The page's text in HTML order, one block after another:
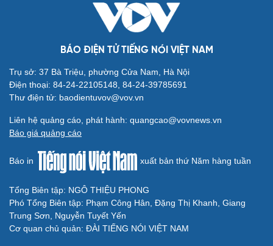
BÁO ĐIỆN TỬ TIẾNG NÓI VIỆT NAM
Trụ sở: 37 Bà Triệu, phường Cửa Nam, Hà Nội
Điện thoại: 84-24-22105148, 84-24-39785691
Thư điện tử: baodientuvov@vov.vn
Liên hệ quảng cáo, phát hành: quangcao@vovnews.vn
Báo giá quảng cáo
Báo in xuất bản thứ Năm hàng tuần
Tổng Biên tập: NGÔ THIỆU PHONG
Phó Tổng Biên tập: Phạm Công Hân, Đặng Thị Khanh, Giang
Trung Sơn, Nguyễn Tuyết Yến
Cơ quan chủ quản: ĐÀI TIẾNG NÓI VIỆT NAM